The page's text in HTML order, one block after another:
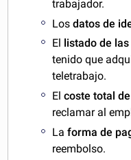
trabajador.
Losdatos de
El
listado de
tenido que
teletrabajo.
Elcoste total
reclamar al
Laforma de
reembolso.